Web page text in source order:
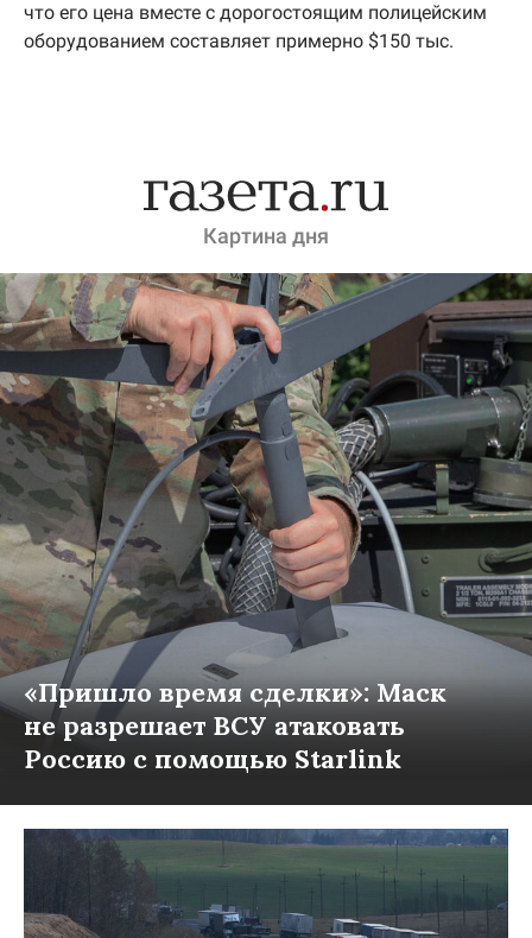
что его цена вместе с дорогостоящим полицейским
оборудованием составляет примерно $150 тыс.
Картина дня
«Пришло время сделки»: Маск
не разрешает ВСУ атаковать
Россию с помощью Starlink